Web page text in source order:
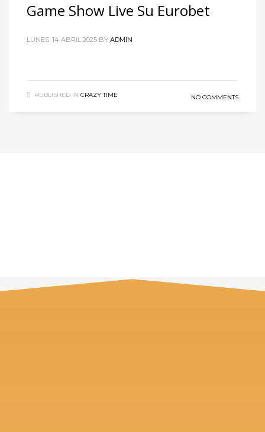
Game Show Live Su Eurobet
LUNES, 14 ABRIL 2025 BY ADMIN
PUBLISHED IN CRAZY TIME NO COMMENTS